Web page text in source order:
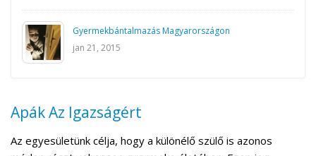
Gyermekbántalmazás Magyarországon
jan 21, 2015
Apák Az Igazságért
Az egyesületünk célja, hogy a különélő szülő is azonos